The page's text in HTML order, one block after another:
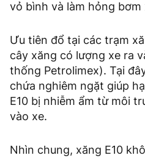
vỏ bình và làm hỏng bơm
Ưu tiên đổ tại các trạm
cây xăng có lượng xe ra
thống Petrolimex). Tại
chứa nghiêm ngặt giúp
E10 bị nhiễm ẩm từ môi
vào xe.
Nhìn chung, xăng E10